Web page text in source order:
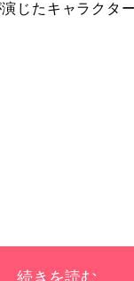
じたキャラクタ